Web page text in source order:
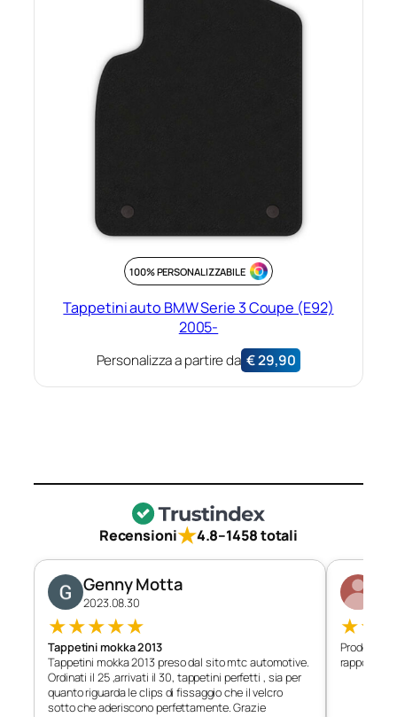
100% PERSONALIZZABILE
Tappetini auto BMW Serie 3 Coupe (E92)
2005-
Personalizza a partire da €29,90
Recensioni★4.8–1458 totali
Genny Motta
2023.08.30
★★★★★
Tappetini mokka 2013
Tappetini mokka 2013 preso dal sito mtc automotive.
Ordinati il 25 ,arrivati il 30, tappetini perfetti , sia per
quanto riguarda le clips di fissaggio che il velcro
sotto che aderiscono perfettamente. Grazie
★★
Prodotto
rapporto